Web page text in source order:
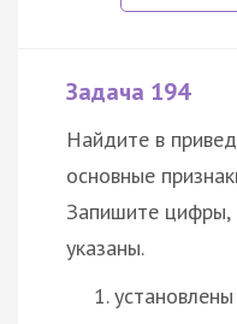
Задача 194
Найдите в
основные
Запишите
указаны.
установлены